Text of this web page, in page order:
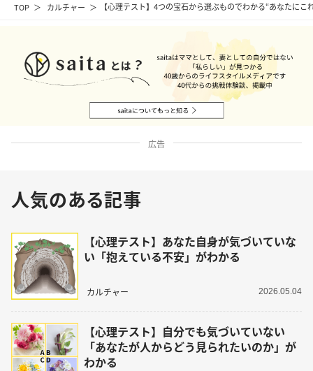
TOP カルチャー 【心理テスト】4つの宝石から選ぶものでわかる“あなたにこ
広告
人気のある記事
【心理テスト】あなた自身が気づいていな
い「抱えている不安」がわかる
カルチャー 2026.05.04
【心理テスト】自分でも気づいていない
「あなたが人からどう見られたいのか」が
わかる